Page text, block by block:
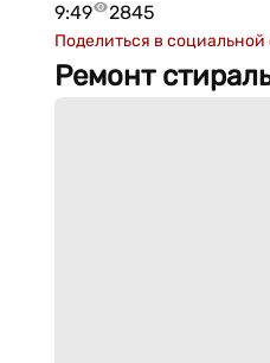
9:49
2845
Поделиться в социальной
Ремонт